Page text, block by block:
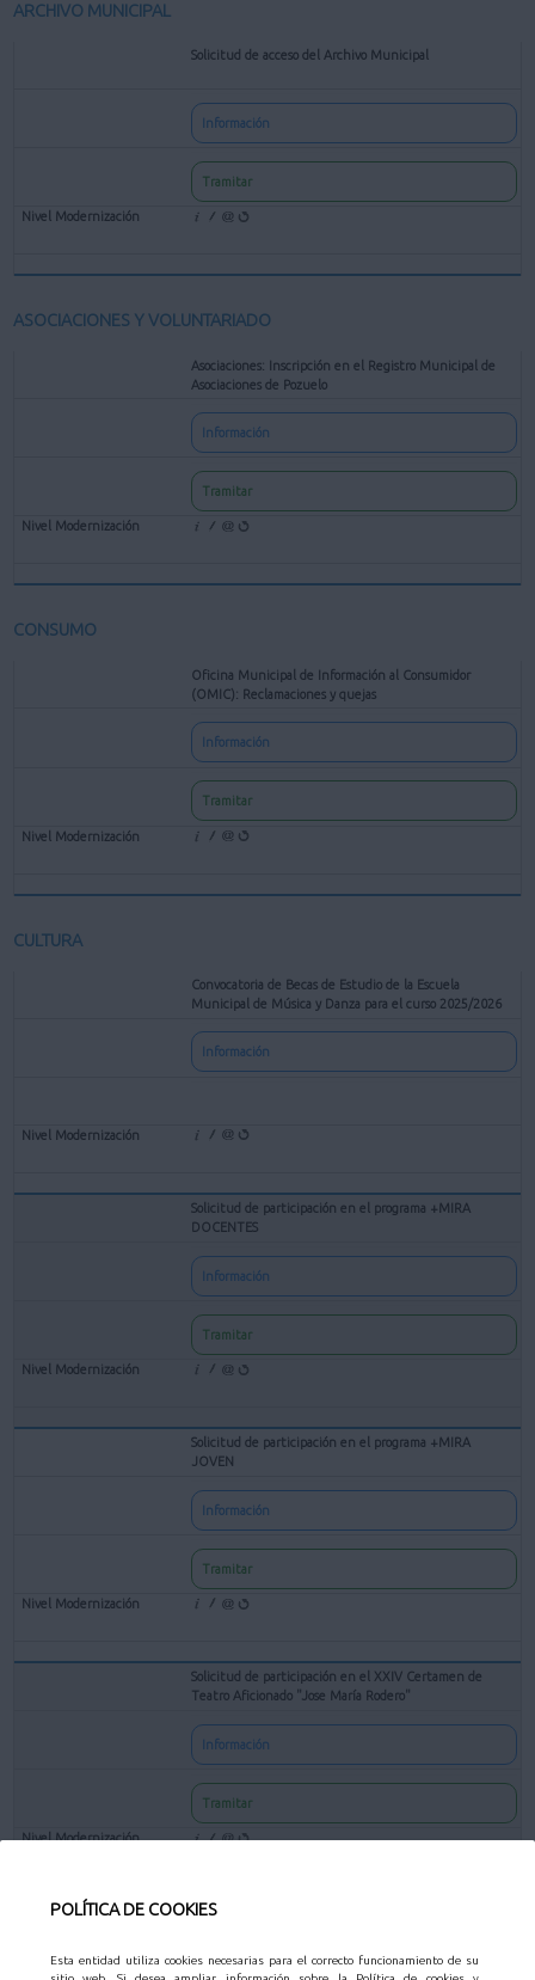
POLÍTICA DE COOKIES
Esta entidad utiliza cookies necesarias para el correcto funcionamiento de su
ARCHIVO MUNICIPAL
Solicitud de acceso del Archivo Municipal
Información
Tramitar
ASOCIACIONES Y VOLUNTARIADO
Asociaciones: Inscripción en el Registro Municipal de
Asociaciones de Pozuelo
Información
Tramitar
CONSUMO
Oficina Municipal de Información al Consumidor
(OMIC): Reclamaciones y quejas
Información
Tramitar
CULTURA
Convocatoria de Becas de Estudio de la Escuela
Municipal de Música y Danza para el curso 2025/2026
Información
Solicitud de participación en el programa +MIRA
DOCENTES
Información
Tramitar
Solicitud de participación en el programa +MIRA
JOVEN
Información
Tramitar
Solicitud de participación en el XXIV Certamen de
Teatro Aficionado "Jose María Rodero"
Información
Tramitar
Solicitud de subvenciones para entidades culturales sin